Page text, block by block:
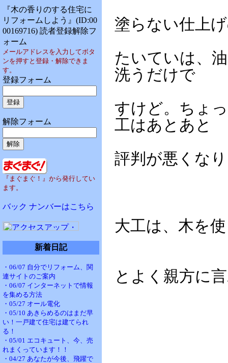
『木の香りのする住宅に
リフォームしよう』(ID:00
00169716) 読者登録解除フ
ォーム
メールアドレスを入力してボタ
ンを押すと登録・解除できま
す。
登録フォーム
解除フォーム
『まぐまぐ！』から発行してい
ます。
バック ナンバーはこちら
新着日記
・06/07 自分でリフォーム、関
連サイトのご案内
・06/07 インターネットで情報
を集める方法
・05/27 オール電化
・05/10 あきらめるのはまだ早
い！一戸建て住宅は建てられ
る！
・05/01 エコキュート、今、売
れまくっています！！
・04/27 あなたが今後、飛躍で
塗らない仕上
たいていは、
洗うだけで
すけど。ちょ
工はあとあと
評判が悪くな
大工は、木を
とよく親方に